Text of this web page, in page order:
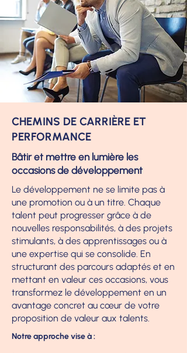
CHEMINS DE CARRIÈRE ET
PERFORMANCE
Bâtir et mettre en lumière les
occasions de développement
Le développement ne se limite pas à
une promotion ou à un titre. Chaque
talent peut progresser grâce à de
nouvelles responsabilités, à des projets
stimulants, à des apprentissages ou à
une expertise qui se consolide. En
structurant des parcours adaptés et en
mettant en valeur ces occasions, vous
transformez le développement en un
avantage concret au cœur de votre
proposition de valeur aux talents.
Notre approche vise à :